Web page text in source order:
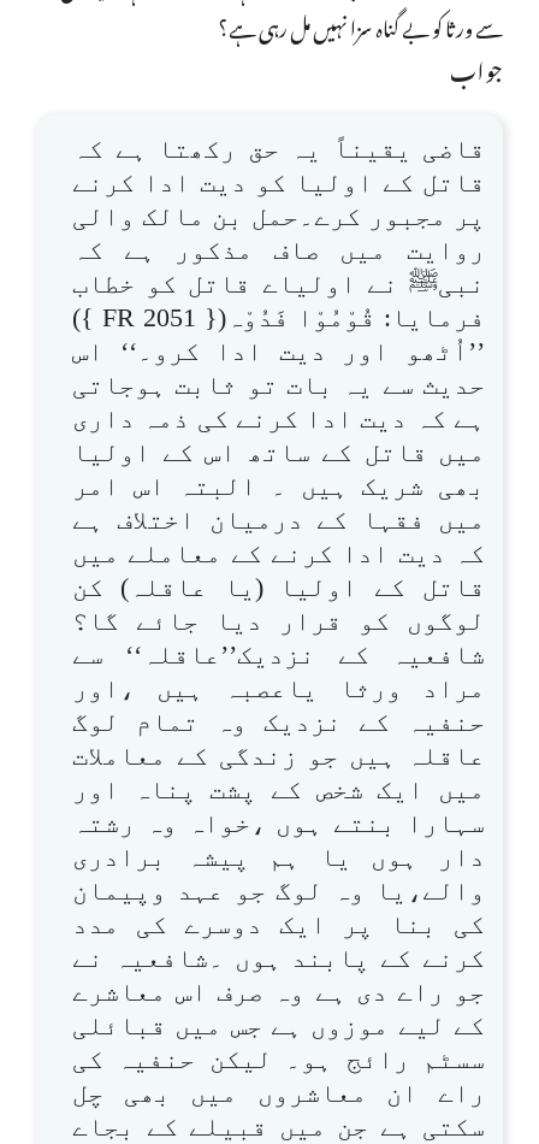
سے ورثا کو بے گناہ سزا نہیں مل رہی ہے؟
جواب
قاضی یقیناً یہ حق رکھتا ہے کہ
قاتل کے اولیا کو دیت ادا کرنے
پر مجبور کرے۔حمل بن مالک والی
روایت میں صاف مذکور ہے کہ
نبیﷺ نے اولیاے قاتل کو خطاب
فرمایا: قُوْمُوْا فَدُوْہ({ FR 2051 })
’’اُٹھو اور دیت ادا کرو۔‘‘ اس
حدیث سے یہ بات تو ثابت ہوجاتی
ہے کہ دیت ادا کرنے کی ذمہ داری
میں قاتل کے ساتھ اس کے اولیا
بھی شریک ہیں ۔ البتہ اس امر
میں فقہا کے درمیان اختلاف ہے
کہ دیت ادا کرنے کے معاملے میں
قاتل کے اولیا (یا عاقلہ) کن
لوگوں کو قرار دیا جائے گا؟
شافعیہ کے نزدیک’’عاقلہ‘‘ سے
مراد ورثا یاعصبہ ہیں ،اور
حنفیہ کے نزدیک وہ تمام لوگ
عاقلہ ہیں جو زندگی کے معاملات
میں ایک شخص کے پشت پناہ اور
سہارا بنتے ہوں ،خواہ وہ رشتہ
دار ہوں یا ہم پیشہ برادری
والے،یا وہ لوگ جو عہد وپیمان
کی بنا پر ایک دوسرے کی مدد
کرنے کے پابند ہوں ۔شافعیہ نے
جو راے دی ہے وہ صرف اس معاشرے
کے لیے موزوں ہے جس میں قبائلی
سسٹم رائج ہو۔ لیکن حنفیہ کی
راے ان معاشروں میں بھی چل
سکتی ہے جن میں قبیلے کے بجاے